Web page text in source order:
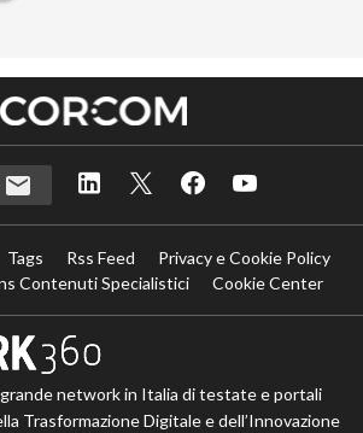
Tags Rss Feed
Privacy e Cookie Policy
Contenuti Specialistici
Cookie Center
network in Italia di testate e portali
Trasformazione Digitale e dell’Innovazione